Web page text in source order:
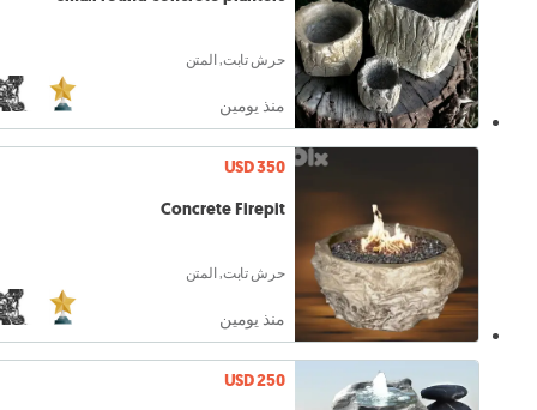
حرش تابت, المتن
منذ يومين
USD 350
Concrete Firepit
حرش تابت, المتن
منذ يومين
USD 250